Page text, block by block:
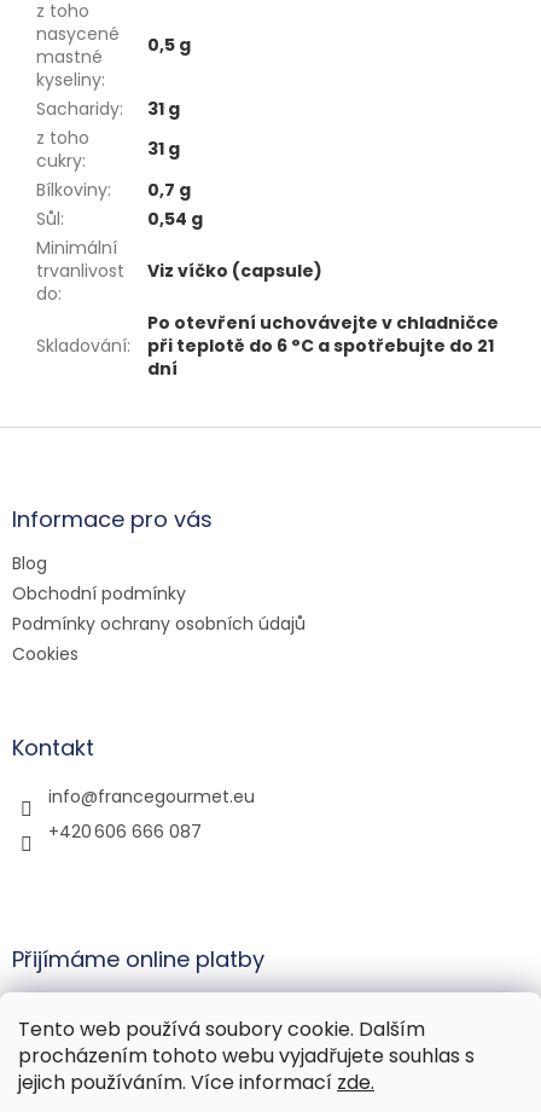
Tento web používá soubory cookie. Dalším
procházením tohoto webu vyjadřujete souhlas s
jejich používáním. Více informací zde.
z toho
nasycené
mastné
kyseliny:
0,5 g
Sacharidy:
31 g
z toho
cukry:
31 g
Bílkoviny:
0,7 g
Sůl:
0,54 g
Minimální
trvanlivost
do:
Viz víčko (capsule)
Skladování:
Po otevření uchovávejte v chladničce
při teplotě do 6 °C a spotřebujte do 21
dní
Z
aInformace pro vás
Blog
Obchodní podmínky
Podmínky ochrany osobních údajů
Cookies
Kontakt
info@francegourmet.eu
+420 606 666 087
Přijímáme online platby